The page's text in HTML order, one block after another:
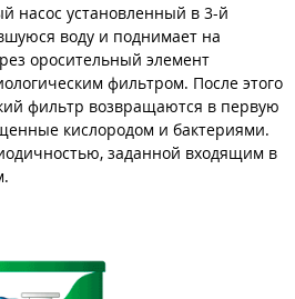
насос установленный в 3-й
воду и поднимает на
оросительный элемент
фильтром. После этого
фильтр возвращаются в первую
кислородом и бактериями.
заданной входящим в